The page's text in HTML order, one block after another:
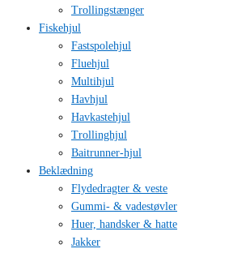
Trollingstænger
Fiskehjul
Fastspolehjul
Fluehjul
Multihjul
Havhjul
Havkastehjul
Trollinghjul
Baitrunner-hjul
Beklædning
Flydedragter & veste
Gummi- & vadestøvler
Huer, handsker & hatte
Jakker